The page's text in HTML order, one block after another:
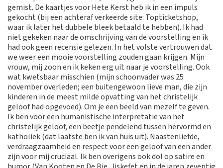
gemist. De kaartjes voor Hete Kerst heb ik in een impuls
gekocht (bij een achteraf verkeerde site: Topticketshop,
waar ik later het dubbele bleek betaald te hebben). Ik had
niet gekeken naar de omschrijving van de voorstelling en ik
had ook geen recensie gelezen. In het volste vertrouwen dat
we weer een mooie voorstelling zouden gaan krijgen. Mijn
vrouw, mij zoon en ik keken erg uit naar je voorstelling. Ook
wat kwetsbaar misschien (mijn schoonvader was 25
november overleden; een buitengewoon lieve man, die zijn
kinderen in de meest milde opvatting van het christelijk
geloof had opgevoed). Om je een beeld van mezelf te geven.
Ik ben voor een humanistische interpretatie van het
christelijk geloof, een beetje pendelend tussen hervormd en
katholiek (dat laatste ben ik van huis uit). Naastenliefde,
verdraagzaamheid en respect voor een geloof van een ander
zijn voor mij cruciaal. Ik ben overigens ook dol op satire en